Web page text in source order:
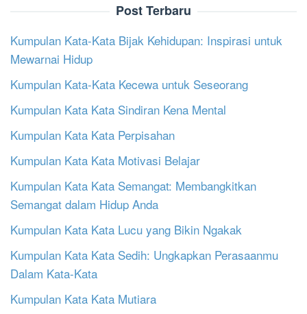
Post Terbaru
Kumpulan Kata-Kata Bijak Kehidupan: Inspirasi untuk
Mewarnai Hidup
Kumpulan Kata-Kata Kecewa untuk Seseorang
Kumpulan Kata Kata Sindiran Kena Mental
Kumpulan Kata Kata Perpisahan
Kumpulan Kata Kata Motivasi Belajar
Kumpulan Kata Kata Semangat: Membangkitkan
Semangat dalam Hidup Anda
Kumpulan Kata Kata Lucu yang Bikin Ngakak
Kumpulan Kata Kata Sedih: Ungkapkan Perasaanmu
Dalam Kata-Kata
Kumpulan Kata Kata Mutiara